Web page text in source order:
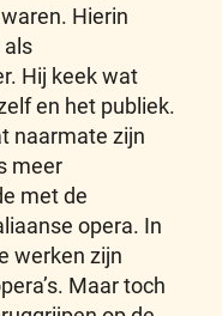
Hierin
als
Hij keek wat
en het publiek.
naarmate zijn
meer
met de
opera. In
werken zijn
Maar toch